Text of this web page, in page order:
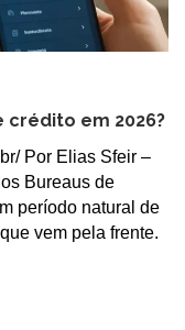
crédito em 2026?
Por Elias Sfeir –
Bureaus de
período natural de
vem pela frente.